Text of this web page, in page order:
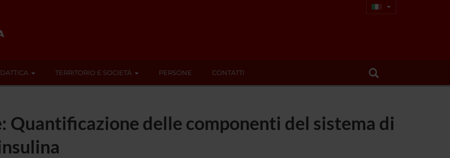
TERRITORIO E SOCIETÀ PERSONE CONTATTI
Quantificazione delle componenti del sistema di